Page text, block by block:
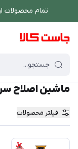
تمام محصولات
فروشگاه اینترنتی جاست کالا
ماشین اصلاح
فیلتر محصولات